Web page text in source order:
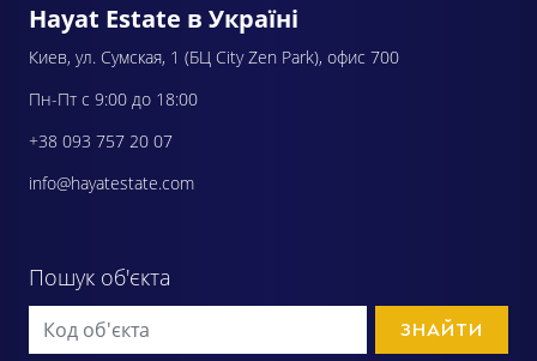
Hayat Estate в Україні
Киев, ул. Сумская, 1 (БЦ City Zen Park), офис 700
Пн-Пт с 9:00 до 18:00
+38 093 757 20 07
info@hayatestate.com
Пошук об'єкта
ЗНАЙТИ